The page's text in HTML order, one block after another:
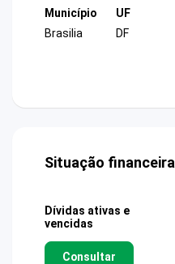
Município
Brasilia
UF
DF
Situação financeira
Dívidas ativas e
vencidas
Consultar